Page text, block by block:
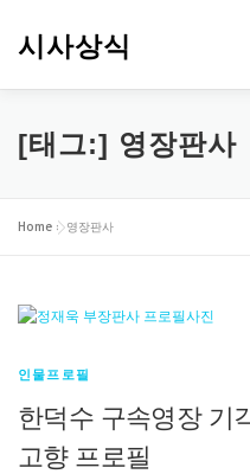
시사상식
[태그:] 영장판사
Home »영장판사
인물프로필
한덕수 구속영장 기
고향 프로필